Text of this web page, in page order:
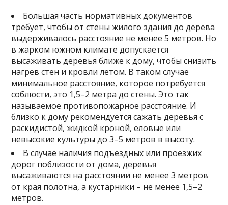
Большая часть нормативных документов
требует, чтобы от стены жилого здания до дерева
выдерживалось расстояние не менее 5 метров. Но
в жарком южном климате допускается
высаживать деревья ближе к дому, чтобы снизить
нагрев стен и кровли летом. В таком случае
минимальное расстояние, которое потребуется
соблюсти, это 1,5–2 метра до стены. Это так
называемое противопожарное расстояние. И
близко к дому рекомендуется сажать деревья с
раскидистой, жидкой кроной, еловые или
невысокие культуры до 3–5 метров в высоту.
В случае наличия подъездных или проезжих
дорог поблизости от дома, деревья
высаживаются на расстоянии не менее 3 метров
от края полотна, а кустарники – не менее 1,5–2
метров.